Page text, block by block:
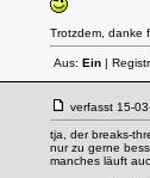
Trotzdem, danke
Aus: Ein |
verfasst 15-
tja, der breaks-
nur zu gerne
manches läuft